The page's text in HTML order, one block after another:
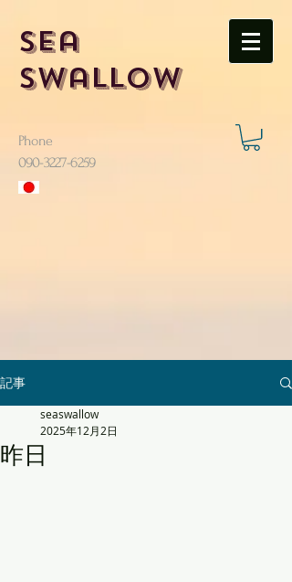
Sea
Swallow
Phone
​090-3227-6259
記事
昨日
seaswallow
2025年12月2日